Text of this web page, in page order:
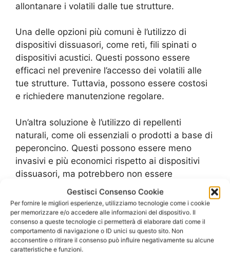
Gestisci Consenso Cookie
Per fornire le migliori esperienze, utilizziamo tecnologie come i cookie
per memorizzare e/o accedere alle informazioni del dispositivo. Il
consenso a queste tecnologie ci permetterà di elaborare dati come il
comportamento di navigazione o ID unici su questo sito. Non
acconsentire o ritirare il consenso può influire negativamente su alcune
caratteristiche e funzioni.
allontanare i volatili dalle tue strutture.
Una delle opzioni più comuni è l’utilizzo di
dispositivi dissuasori, come reti, fili spinati o
dispositivi acustici. Questi possono essere
efficaci nel prevenire l’accesso dei volatili alle
tue strutture. Tuttavia, possono essere costosi
e richiedere manutenzione regolare.
Un’altra soluzione è l’utilizzo di repellenti
naturali, come oli essenziali o prodotti a base di
peperoncino. Questi possono essere meno
invasivi e più economici rispetto ai dispositivi
dissuasori, ma potrebbero non essere
altrettanto efficaci.
Inoltre, è possibile adottare misure preventive
come la pulizia regolare delle aree in cui i volatili
possono nidificare e la sigillatura di eventuali
punti di accesso. Queste pratiche possono